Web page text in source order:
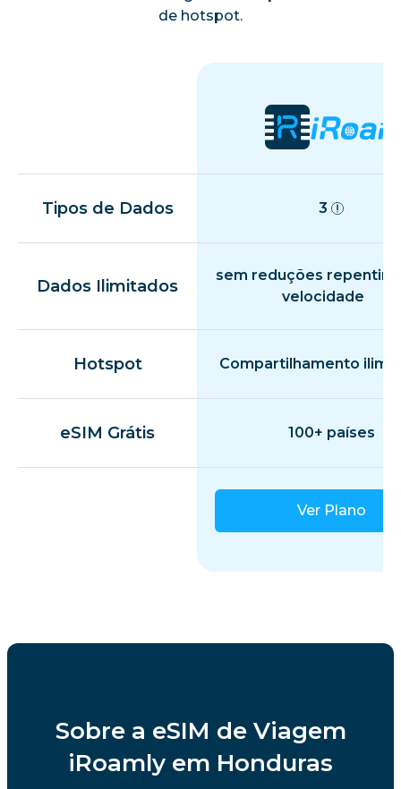
de hotspot.
Tipos de Dados 3
Dados Ilimitados
sem reduções
velocidade
Hotspot Compartilhamento
eSIM Grátis 100+ países
Ver Plano
Sobre a eSIM de Viagem
iRoamly em Honduras